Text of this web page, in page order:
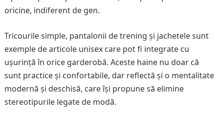
oricine, indiferent de gen.
Tricourile simple, pantalonii de trening și jachetele sunt
exemple de articole unisex care pot fi integrate cu
ușurință în orice garderobă. Aceste haine nu doar că
sunt practice și confortabile, dar reflectă și o mentalitate
modernă și deschisă, care își propune să elimine
stereotipurile legate de modă.